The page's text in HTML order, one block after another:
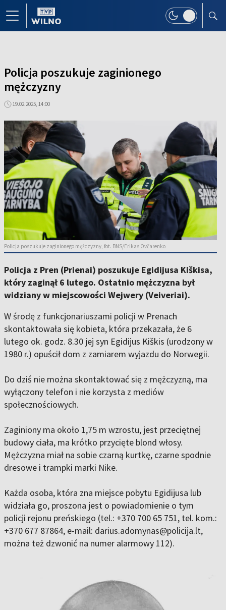
Policja poszukuje zaginionego
mężczyzny
19.02.2025, 14:00
Policja poszukuje zaginionego mężczyzny, fot. BNS/Erikas Ovčarenko
Policja z Pren (Prienai) poszukuje Egidijusa Kiškisa,
który zaginął 6 lutego. Ostatnio mężczyzna był
widziany w miejscowości Wejwery (Veiveriai).
W środę z funkcjonariuszami policji w Prenach
skontaktowała się kobieta, która przekazała, że ​​6
lutego ok. godz. 8.30 jej syn Egidijus Kiškis (urodzony w
1980 r.) opuścił dom z zamiarem wyjazdu do Norwegii.
Do dziś nie można skontaktować się z mężczyzną, ma
wyłączony telefon i nie korzysta z mediów
społecznościowych.
Zaginiony ma około 1,75 m wzrostu, jest przeciętnej
budowy ciała, ma krótko przycięte blond włosy.
Mężczyzna miał na sobie czarną kurtkę, czarne spodnie
dresowe i trampki marki Nike.
Każda osoba, która zna miejsce pobytu Egidijusa lub
widziała go, proszona jest o powiadomienie o tym
policji rejonu preńskiego (tel.: +370 700 65 751, tel. kom.:
+370 677 87864, e-mail: darius.adomynas@policija.lt,
można też dzwonić na numer alarmowy 112).